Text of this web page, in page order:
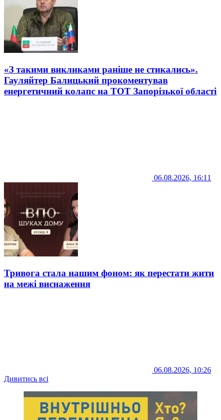
«З такими викликами раніше не стикались».
Гауляйтер Балицький прокоментував
енергетичний колапс на ТОТ Запорізької області
06.08.2026, 16:11
Тривога стала нашим фоном: як перестати жити
на межі виснаження
06.08.2026, 10:26
Дивитись всі